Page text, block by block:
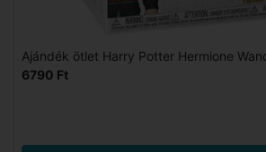
Ajándék ötlet Harry Potter Hermione
6790 Ft